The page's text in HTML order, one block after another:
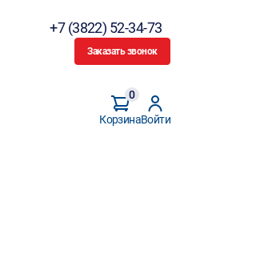
+7 (3822) 52-34-73
Заказать звонок
Корзина
0
Войти